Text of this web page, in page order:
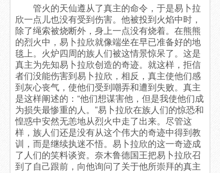
管火的天仙遵从了真主的命令，于是易卜拉
欣一点儿也没有受到伤害。他被投到火焰中时，
除了绳索被烧断外，身上一点没有烧着。在熊熊
的烈火中，易卜拉欣就像端坐在早已准备好的地
毯上。火炉四周的族人们被这情景惊呆了。这是
真主为先知易卜拉欣创造的奇迹。就这样，拒信
者们没能伤害到易卜拉欣，相反，真主使他们感
到灰心丧气，使他们受到嘲弄和遭到失败。真主
是这样阐述的：“他们想谋害他，但是我使他们成
为损失最惨重的人。”易卜拉欣在族人们的惊恐和
惶惑中安然无恙地从烈火中走了出来。尽管这
样，族人们还是没有从这个伟大的奇迹中得到教
训，而是继续执迷不悟。易卜拉欣的这一奇迹成
了人们的笑料谈资。奈木鲁德国王把易卜拉欣召
到了自己跟前，向他询问了关于他所崇拜的真主